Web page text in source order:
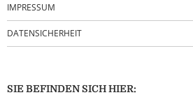
IMPRESSUM
DATENSICHERHEIT
SIE BEFINDEN SICH HIER: